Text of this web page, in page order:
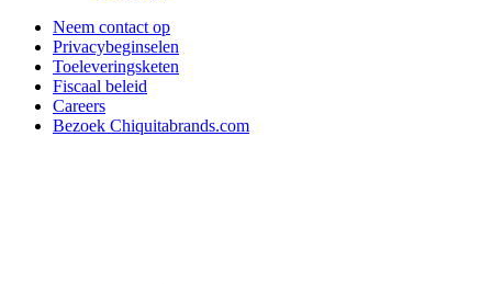
Neem contact op
Privacybeginselen
Toeleveringsketen
Fiscaal beleid
Careers
Bezoek Chiquitabrands.com